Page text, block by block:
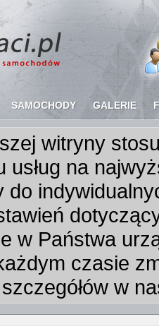
SAMOCHODY GALERIE
witryny
usług na
do
w Państwa
czasie
w